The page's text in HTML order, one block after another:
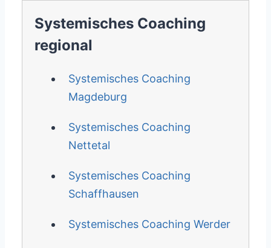
Systemisches Coaching
regional
Systemisches Coaching
Magdeburg
Systemisches Coaching
Nettetal
Systemisches Coaching
Schaffhausen
Systemisches Coaching Werder